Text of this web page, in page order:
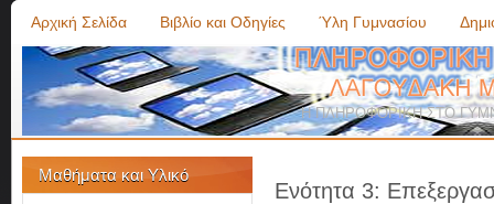
Αρχική Σελίδα Βιβλίο και Οδηγίες Ύλη Γυμνασίου
Η ΠΛΗΡΟΦΟΡΙΚΗ ΣΤΟ
Μαθήματα και Υλικό
Ενότητα 3: